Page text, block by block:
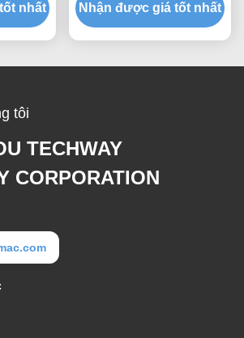
nhất
linh hoạt
Nhận được giá tốt nhất
tôi
TECHWAY
CORPORATION